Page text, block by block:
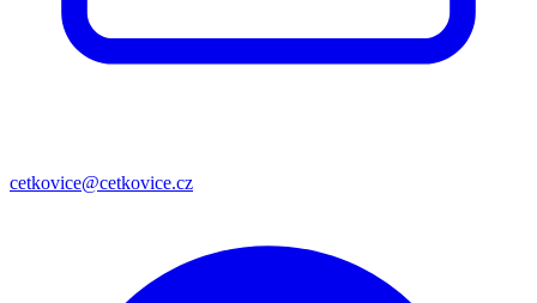
cetkovice@cetkovice.cz